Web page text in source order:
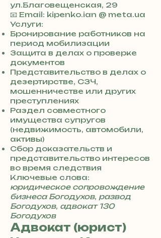
ул.Благовещенская, 29
+
3
8
0
7
3
0
4
8
5
7
8
4
📧 Email: kipenko.ian @ meta.ua
Услуги:
Бронирование работников на
период мобилизации
Защита в делах о проверке
документов
Представительство в делах о
дезертирстве, СЗЧ,
мошенничестве или других
преступлениях
Раздел совместного
имущества супругов
(недвижимость, автомобили,
активы)
Сбор доказательств и
представительство интересов
во время следствия
Ключевые слова:
юридическое сопровождение
бизнеса Богодухов, развод
Богодухов, адвокат 130
Богодухов
Адвокат (юрист)